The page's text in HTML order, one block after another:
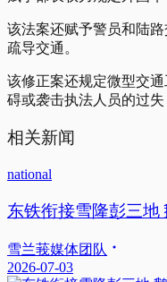
该法案还赋予警员和陆
疏导交通。
该修正案还规定微型交
碍或袭击执法人员的过失
相关新闻
national
东铁衔接雪隆彭三地
雪兰莪媒体团队
2026-07-03